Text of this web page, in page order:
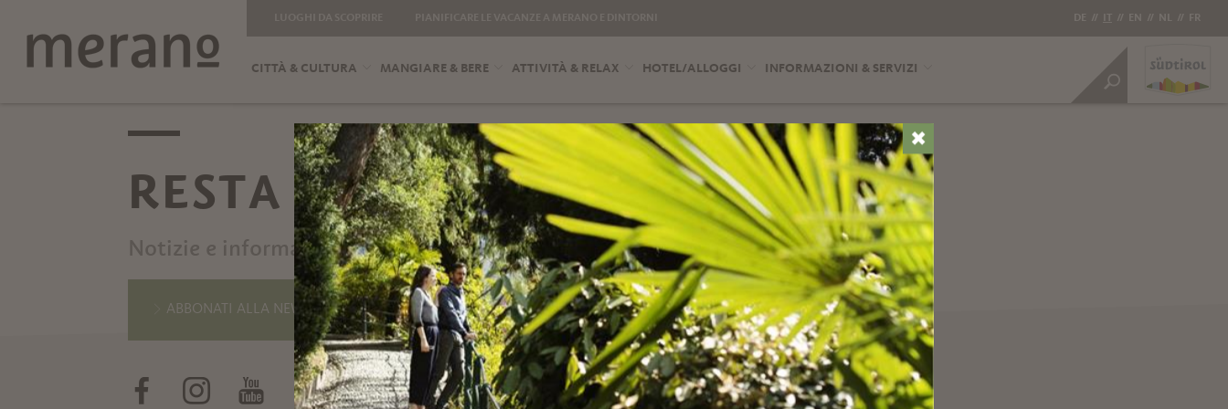
DE // IT // EN // NL // FR
CITTÀ & CULTURA MANGIARE & BERE ATTIVITÀ & RELAX HOTEL/ALLOGGI INFORMAZIONI & SERVIZI
RESTA IN CONTATTO CON NOI
Notizie e informazioni direttamente nella tua inbox
ABBONATI ALLA NEWSLETTER
✖